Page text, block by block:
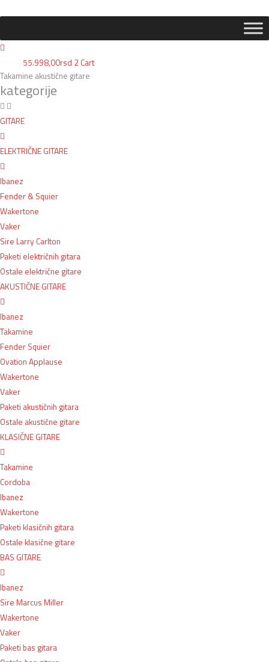
55.998,00rsd 2 Cart
Takamine akustične gitare
kategorije
GITARE
ELEKTRIČNE GITARE
Ibanez
Fender & Squier
Wakertone
Vaker
Sire Larry Carlton
Paketi električnih gitara
Ostale električne gitare
AKUSTIČNE GITARE
Ibanez
Takamine
Fender Squier
Ovation Applause
Wakertone
Vaker
Paketi akustičnih gitara
Ostale akustične gitare
KLASIČNE GITARE
Takamine
Cordoba
Ibanez
Wakertone
Paketi klasičnih gitara
Ostale klasične gitare
BAS GITARE
Ibanez
Sire Marcus Miller
Wakertone
Vaker
Paketi bas gitara